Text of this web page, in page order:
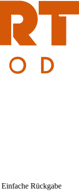
Einfache Rückgabe